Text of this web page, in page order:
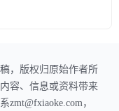
，版权归原始作者所
容、信息或资料带来
，